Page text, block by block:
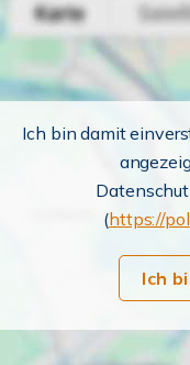
Ich bin damit
(https://
Ich